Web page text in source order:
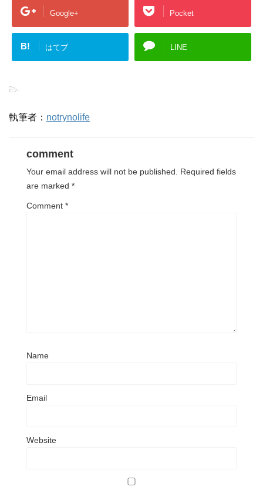
Google+ Pocket
B! はてブ LINE
-
執筆者： notrynolife
comment
Your email address will not be published. Required fields
are marked *
Comment *
Name
Email
Website